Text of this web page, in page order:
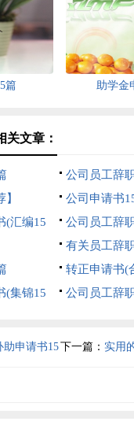
篇 助学金
关文章：
公司员工辞
公司申请书
(汇编15
公司员工辞
篇)有关员工辞
转正申请书(
(集锦15
公司员工辞
助申请书15下一篇： 实用